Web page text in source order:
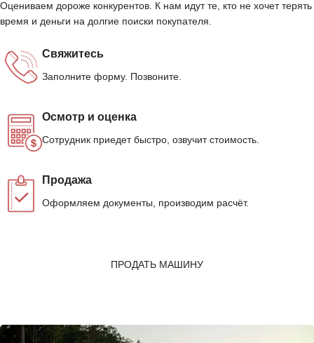
Оцениваем дороже конкурентов. К нам идут те, кто не хочет терять
время и деньги на долгие поиски покупателя.
Свяжитесь
Заполните форму. Позвоните.
Осмотр и оценка
Сотрудник приедет быстро, озвучит стоимость.
Продажа
Оформляем документы, производим расчёт.
ПРОДАТЬ МАШИНУ